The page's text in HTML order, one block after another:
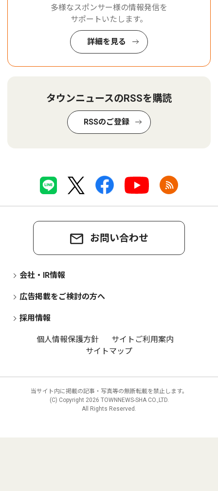
多様なスポンサー様の情報発信を
サポートいたします。
詳細を見る
タウンニュースのRSSを購読
RSSのご登録
お問い合わせ
会社・IR情報
広告掲載をご検討の方へ
採用情報
個人情報保護方針
サイトご利用案内
サイトマップ
当サイト内に掲載の記事・写真等の無断転載を禁止します。
(C) Copyright 2026 TOWNNEWS-SHA CO.,LTD.
All Rights Reserved.